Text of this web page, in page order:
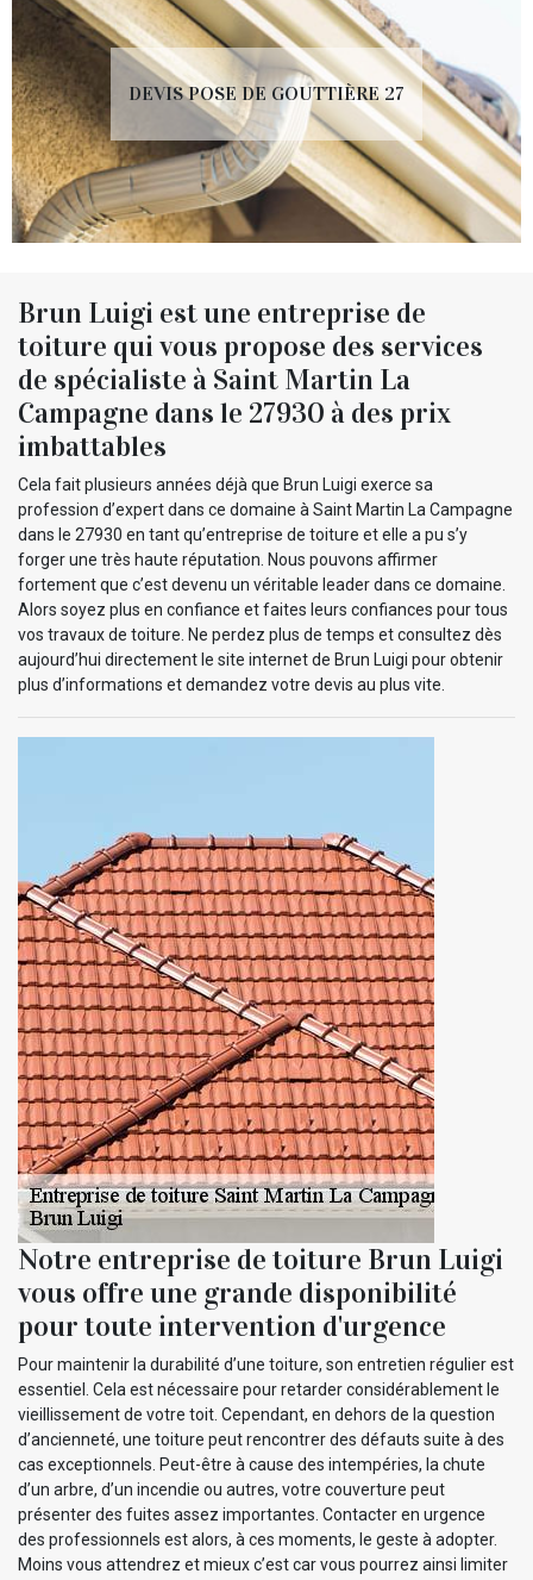
DEVIS POSE DE GOUTTIÈRE 27
Brun Luigi est une entreprise de
toiture qui vous propose des services
de spécialiste à Saint Martin La
Campagne dans le 27930 à des prix
imbattables
Cela fait plusieurs années déjà que Brun Luigi exerce sa
profession d’expert dans ce domaine à Saint Martin La Campagne
dans le 27930 en tant qu’entreprise de toiture et elle a pu s’y
forger une très haute réputation. Nous pouvons affirmer
fortement que c’est devenu un véritable leader dans ce domaine.
Alors soyez plus en confiance et faites leurs confiances pour tous
vos travaux de toiture. Ne perdez plus de temps et consultez dès
aujourd’hui directement le site internet de Brun Luigi pour obtenir
plus d’informations et demandez votre devis au plus vite.
Notre entreprise de toiture Brun Luigi
vous offre une grande disponibilité
pour toute intervention d'urgence
Pour maintenir la durabilité d’une toiture, son entretien régulier est
essentiel. Cela est nécessaire pour retarder considérablement le
vieillissement de votre toit. Cependant, en dehors de la question
d’ancienneté, une toiture peut rencontrer des défauts suite à des
cas exceptionnels. Peut-être à cause des intempéries, la chute
d’un arbre, d’un incendie ou autres, votre couverture peut
présenter des fuites assez importantes. Contacter en urgence
des professionnels est alors, à ces moments, le geste à adopter.
Moins vous attendrez et mieux c’est car vous pourrez ainsi limiter